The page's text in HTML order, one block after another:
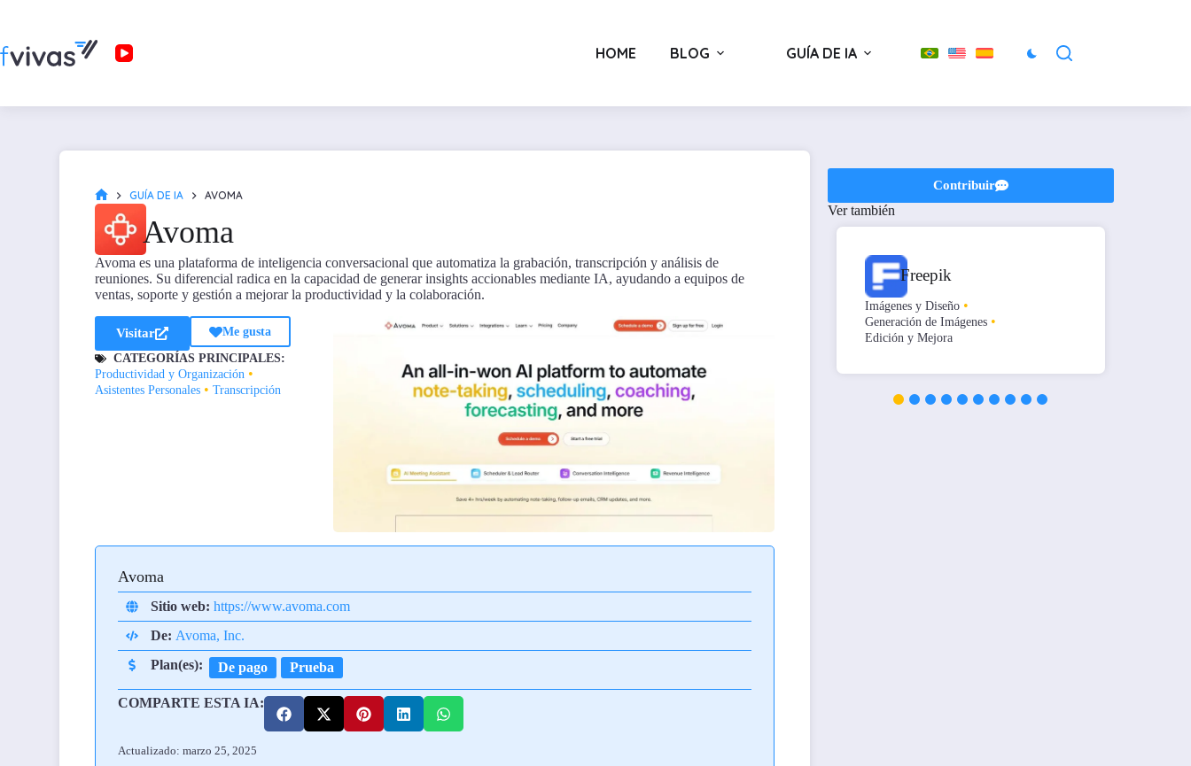
HOME BLOG GUÍA DE IA
GUÍA DE IA AVOMA
Avoma
Avoma es una plataforma de inteligencia conversacional que automatiza la grabación, transcripción y análisis de
reuniones. Su diferencial radica en la capacidad de generar insights accionables mediante IA, ayudando a equipos de
ventas, soporte y gestión a mejorar la productividad y la colaboración.
Visitar
Me gusta
CATEGORÍAS PRINCIPALES:
Productividad y Organización •
Asistentes Personales •Transcripción
Avoma
Sitio web: https://www.avoma.com
De: Avoma, Inc.
Plan(es):
De pago Prueba
COMPARTE ESTA IA:
Actualizado: marzo 25, 2025
Contribuir
Ver también
Eleven Labs
Edición de Audio
Freepik
Imágenes y Diseño•
Generación de Imágenes•
Edición y Mejora